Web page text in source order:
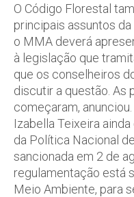
O Código Florestal
principais assuntos
o MMA deverá
à legislação que
que os conselheiros
discutir a questão. As
começaram, anunciou.
Izabella Teixeira
da Política Nacional
sancionada em 2 de
regulamentação está
Meio Ambiente, para